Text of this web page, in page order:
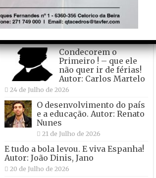
França em Bicicleta”
pela quinta vez! Autor:
João Dinis
Condecorem o
Primeiro ! – que ele
não quer ir de férias!
Autor: Carlos Martelo
24 de Julho de 2026
O desenvolvimento do país
e a educação. Autor: Renato
Nunes
21 de Julho de 2026
E tudo a bola levou. E viva Espanha!
Autor: João Dinis, Jano
20 de Julho de 2026